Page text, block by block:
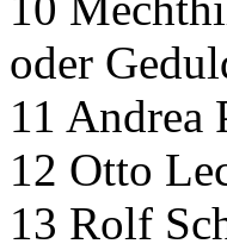
oder
11
12 Otto
13 Rolf